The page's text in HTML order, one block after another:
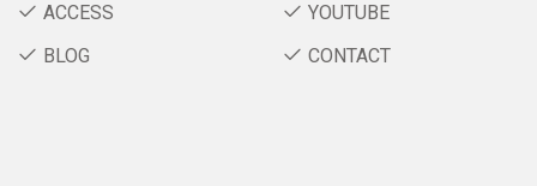
ACCESS
YOUTUBE
BLOG
CONTACT